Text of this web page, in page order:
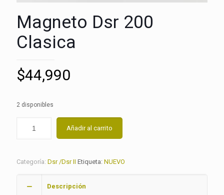
Magneto Dsr 200
Clasica
$44,990
2 disponibles
Añadir al carrito
Categoría: Dsr /Dsr II Etiqueta: NUEVO
Descripción